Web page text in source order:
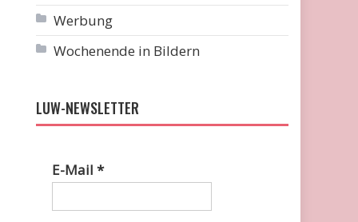
Werbung
Wochenende in Bildern
LUW-NEWSLETTER
E-Mail*